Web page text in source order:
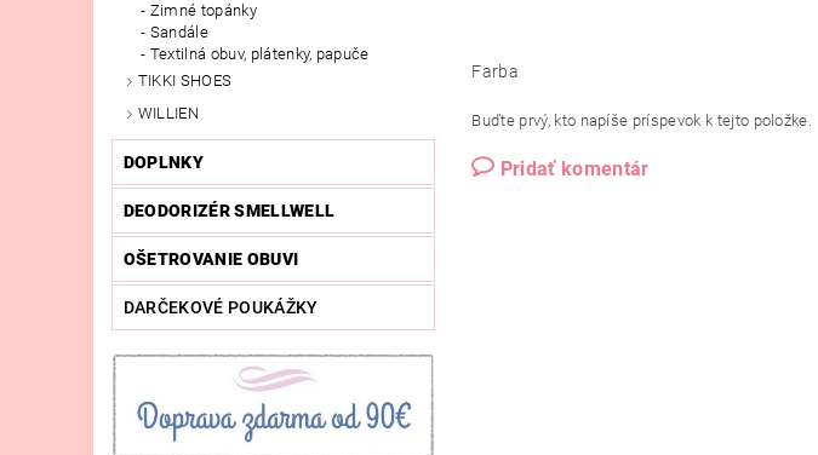
Zimné topánky
Sandále
Textilná obuv, plátenky, papuče
TIKKI SHOES
WILLIEN
DOPLNKY
DEODORIZÉR SMELLWELL
OŠETROVANIE OBUVI
DARČEKOVÉ POUKÁŽKY
Farba
Buďte prvý, kto napíše príspevok k tejto položke.
Pridať komentár